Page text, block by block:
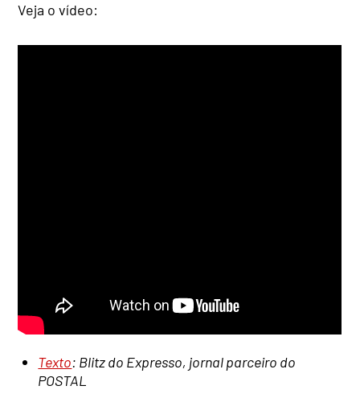
Veja o vídeo:
Texto: Blitz do Expresso, jornal parceiro do
POSTAL